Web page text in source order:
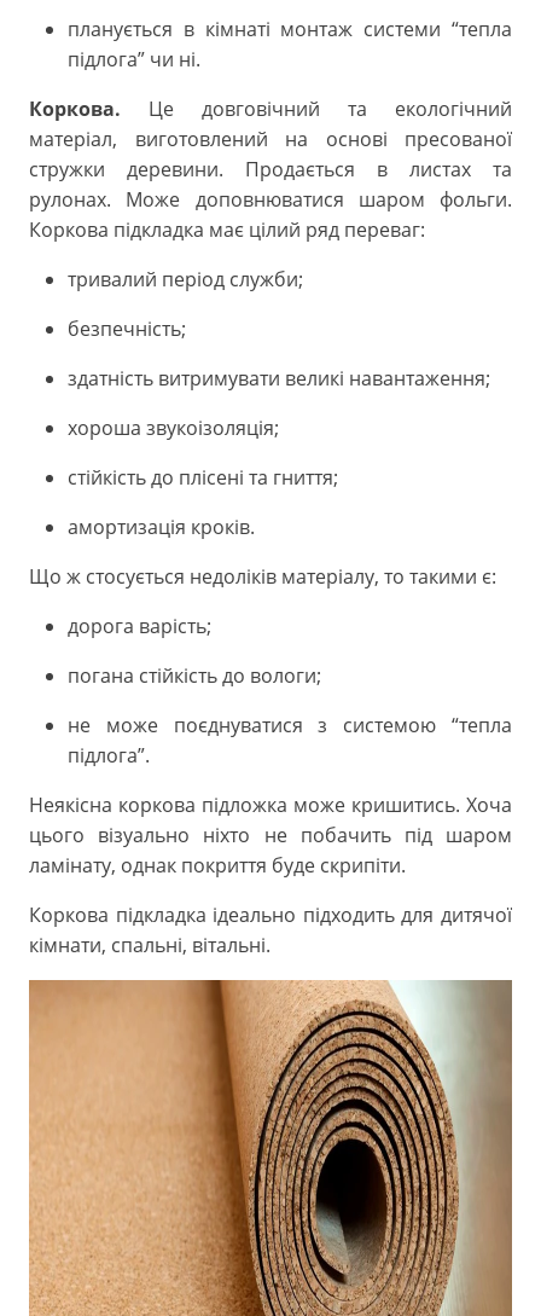
планується в кімнаті монтаж системи “тепла
підлога” чи ні.
Коркова. Це довговічний та екологічний
матеріал, виготовлений на основі пресованої
стружки деревини. Продається в листах та
рулонах. Може доповнюватися шаром фольги.
Коркова підкладка має цілий ряд переваг:
тривалий період служби;
безпечність;
здатність витримувати великі навантаження;
хороша звукоізоляція;
стійкість до плісені та гниття;
амортизація кроків.
Що ж стосується недоліків матеріалу, то такими є:
дорога варість;
погана стійкість до вологи;
не може поєднуватися з системою “тепла
підлога”.
Неякісна коркова підложка може кришитись. Хоча
цього візуально ніхто не побачить під шаром
ламінату, однак покриття буде скрипіти.
Коркова підкладка ідеально підходить для дитячої
кімнати, спальні, вітальні.